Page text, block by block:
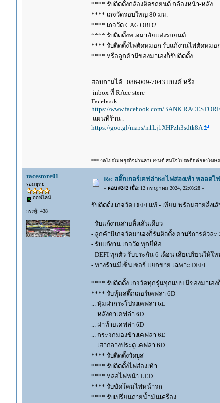
**** รับติดตั้งกล้องติดรถยนต์ กล้องหน้า-หลัง
**** เกจวัดรอบใหญ่ 80 มม.
**** เกจวัด CAG OBD2
**** รับติดตั้งพวงมาลัยแต่งรถยนต์
**** รับติดตั้งไฟตัดหมอก รับแก้งานไฟตัดหมอ
**** หรือลูกค้ามีของมาเองก็รับติดตั้ง
สอบถามได้ . 086-009-7043 แบงค์ หรือ
inbox ที่ RAce store
Facebook.
https://www.facebook.com/
แผนทีร้าน .
https://goo.gl/maps/n1Lj1XHPzh3sdth8A
*** งดโปรโมทธุรกิจผ่านลายเซนต์ สนใจโปรดติดต่อลงโฆษ
racestore01
จอมยุทธ
ออฟไลน์
กระทู้: 438
Re: สติ๊กเกอร์เคฟล่า6d ไฟส่องเท้า หลอด
« ตอบ #242 เมื่อ:12 กรกฎาคม 2024, 22:03:28 »
รับติดตั้ง เกจวัด DEFI แท้ - เทียม พร้อมสายลิ้งเ
- รับแก้งานสายลิ้งเส้นเดียว
- ลูกค้ามีเกจวัดมาเองก็รับติดตั้ง ค่าบริการตัวล่
- รับแก้งาน เกจวัด ทุกยี่ห้อ
- DEFI ทุกตัว รับประกัน 6 เดือน เสียเปรียนให้ให
- ทางร้านมีเซ็นเซอร์ แยกขาย เฉพาะ DEFI
**** รับติดตั้ง เกจวัดทุกรุ่นทุกแบบ มีของมาเอง
**** รับหุ้มสติ๊กเกอร์เคฟล่า 6D
... หุ้มฝากระโปรงเคฟล่า 6D
... หลังคาเคฟล่า 6D
... ฝาท้ายเคฟล่า 6D
... กระจกมองข้างเคฟล่า 6D
... เสากลางประตู เคฟล่า 6D
**** รับติดตั้งวัดบูส
**** รับติดตั้งไฟส่องเท้า
**** หลอไฟหน้า LED.
**** รับขัดโคมไฟหน้ารถ
**** รับเปรียนถ่ายน้ำมันเครื่อง